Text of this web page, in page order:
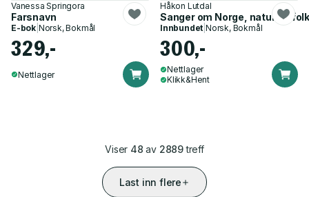
Vanessa Springora
Farsnavn
E-bok Norsk, Bokmål
329,-
Nettlager
Håkon Lutdal
Sanger om Norge, natur og
Innbundet |Norsk, Bokmål
300,-
Nettlager
Klikk&Hent
Viser 48 av 2889treff
Last inn flere